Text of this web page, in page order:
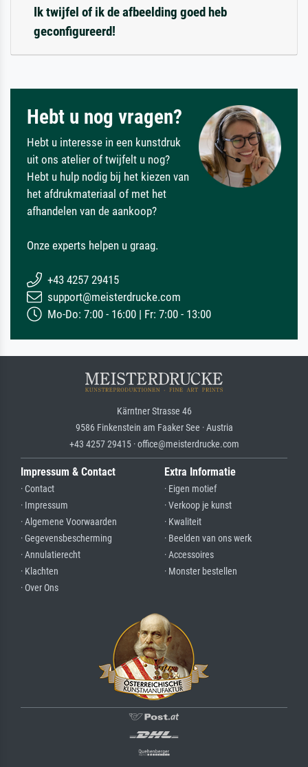
Ik twijfel of ik de afbeelding goed heb
geconfigureerd!
Hebt u nog vragen?
Hebt u interesse in een kunstdruk
uit ons atelier of twijfelt u nog?
Hebt u hulp nodig bij het kiezen van
het afdrukmateriaal of met het
afhandelen van de aankoop?
Onze experts helpen u graag.
+43 4257 29415
support@meisterdrucke.com
Mo-Do: 7:00 - 16:00 | Fr: 7:00 - 13:00
Kärntner Strasse 46
9586 Finkenstein am Faaker See · Austria
+43 4257 29415 · office@meisterdrucke.com
Impressum & Contact
· Contact
· Impressum
· Algemene Voorwaarden
· Gegevensbescherming
· Annulatierecht
· Klachten
· Over Ons
Extra Informatie
· Eigen motief
· Verkoop je kunst
· Kwaliteit
· Beelden van ons werk
· Accessoires
· Monster bestellen